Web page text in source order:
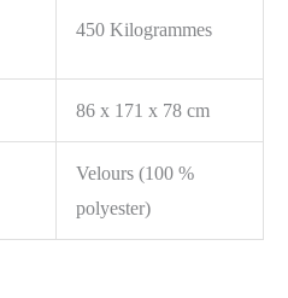
illustré fourni
x 78H cm - Dim.
assise : 151L x 58,5l x
52H cm - Épaisseur
coussins : 16 cm -
Dim. accoudoirs : 86L
x 15,5l x 78H cm
450 Kilogrammes
86 x 171 x 78 cm
Velours (100 %
polyester)